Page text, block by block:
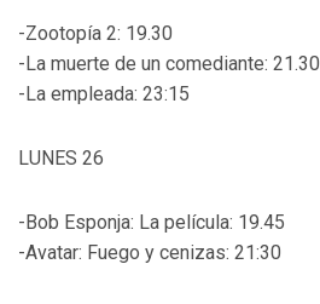
-Zootopía 2: 19.30
-La muerte de un comediante: 21.30
-La empleada: 23:15
LUNES 26
-Bob Esponja: La película: 19.45
-Avatar: Fuego y cenizas: 21:30